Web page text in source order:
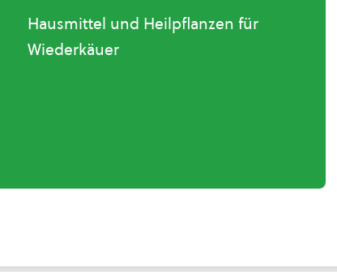
Hausmittel und Heilpflanzen für
Wiederkäuer